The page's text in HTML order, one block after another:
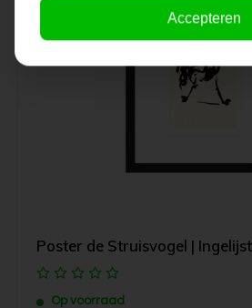
Poster de Struisvogel |
Op voorraad
Accepteren